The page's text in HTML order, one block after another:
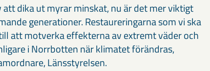
dika ut myrar minskat, nu är det mer viktigt
generationer. Restaureringarna som vi ska
att motverka effekterna av extremt väder och
i Norrbotten när klimatet förändras,
Länsstyrelsen.